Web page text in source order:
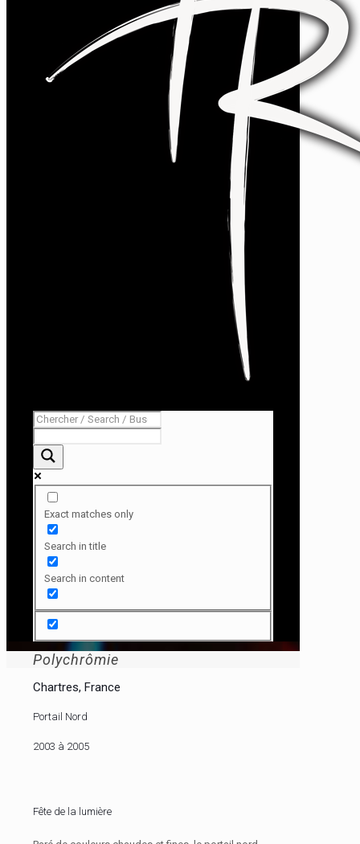
Exact matches only
Search in title
Search in content
Polychrômie
Chartres, France
Portail Nord
2003 à 2005
Fête de la lumière